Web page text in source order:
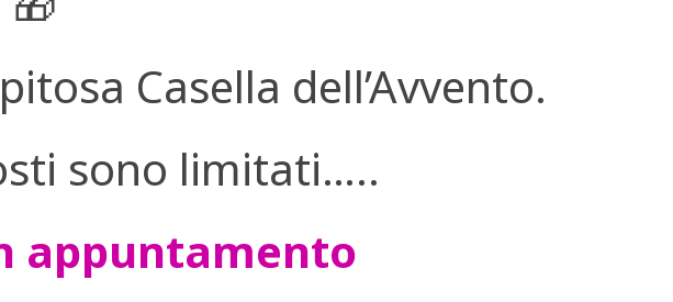
Casella dell’Avvento.
sono limitati…..
appuntamento